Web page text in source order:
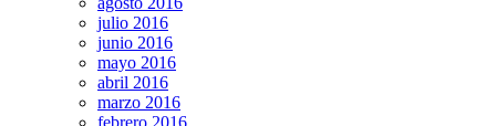
julio 2016
junio 2016
mayo 2016
abril 2016
marzo 2016
febrero 2016